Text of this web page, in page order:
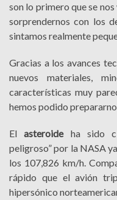
son lo primero que se
sorprendernos con los
sintamos realmente
Gracias a los avances
nuevos materiales,
características muy
hemos podido
El asteroideha sido
peligroso” por la NASA
los 107,826 km/h.
rápido que el avión
hipersónico